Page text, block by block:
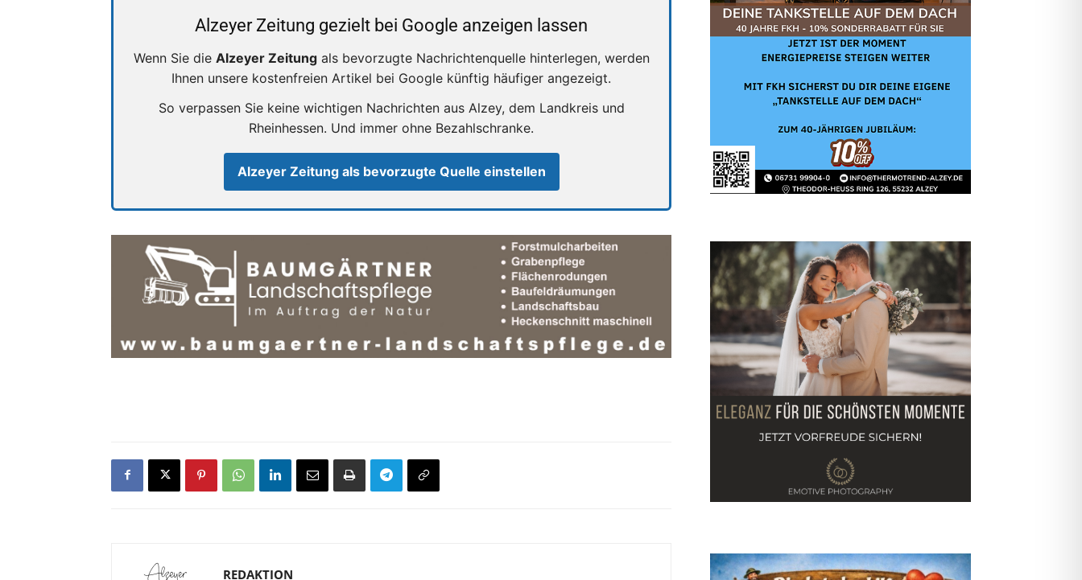
Alzeyer Zeitung gezielt bei Google anzeigen lassen
Wenn Sie die Alzeyer Zeitungals bevorzugte Nachrichtenquelle hinterlegen, werden
Ihnen unsere kostenfreien Artikel bei Google künftig häufiger angezeigt.
So verpassen Sie keine wichtigen Nachrichten aus Alzey, dem Landkreis und
Rheinhessen. Und immer ohne Bezahlschranke.
Alzeyer Zeitung als bevorzugte Quelle einstellen
REDAKTION